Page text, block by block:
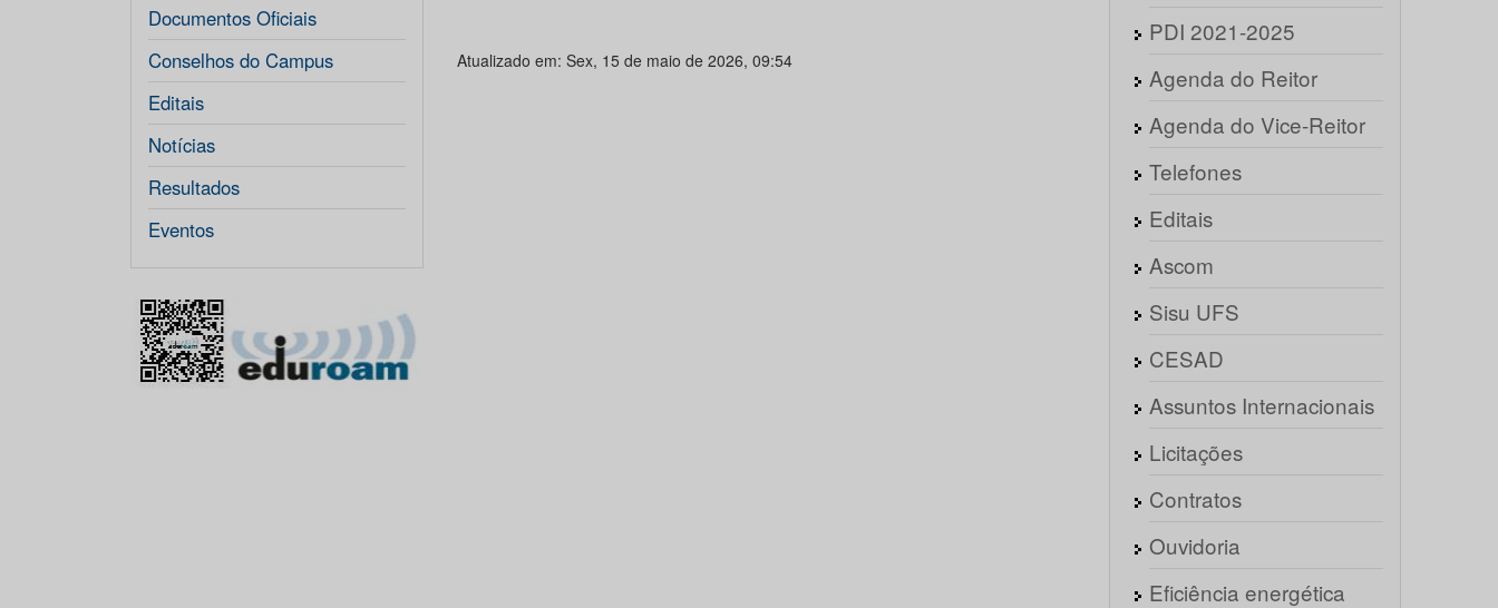
Documentos Oficiais
Conselhos do Campus
Editais
Notícias
Resultados
Eventos
Atualizado em: Sex, 15 de maio de 2026, 09:54
PDI 2021-2025
Agenda do Reitor
Agenda do Vice-Reitor
Telefones
Editais
Ascom
Sisu UFS
CESAD
Assuntos Internacionais
Licitações
Contratos
Ouvidoria
Eficiência energética